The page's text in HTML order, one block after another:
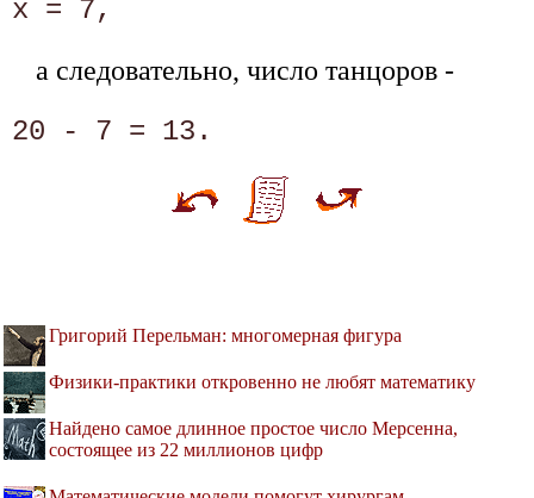
а следовательно, число танцоров -
Григорий Перельман: многомерная фигура
Физики-практики откровенно не любят математику
Найдено самое длинное простое число Мерсенна,
состоящее из 22 миллионов цифр